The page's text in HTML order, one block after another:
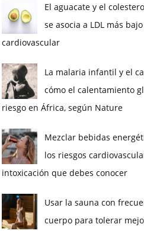
El aguacate y el
se asocia a LDL más
cardiovascular
La malaria infantil y el
cómo el calentamiento
riesgo en África, según Nature
Mezclar bebidas
los riesgos
intoxicación que debes conocer
Usar la sauna con
cuerpo para tolerar